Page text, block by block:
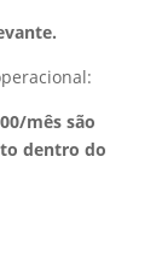
mês são
dentro do